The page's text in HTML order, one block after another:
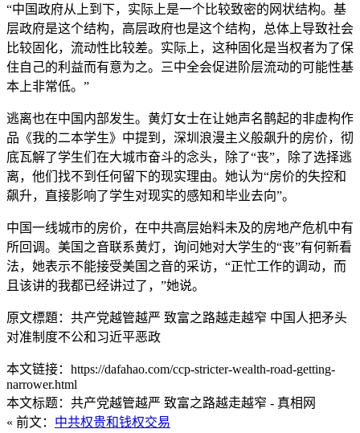
“中国政府从上到下，实际上是一个比较致密的网状结构。基
层政府是这个结构，高层政府也是这个结构，总体上导致社会
比较固化，流动性比较差。实际上，这种固化是当权者为了保
住自己的利益而有意为之。三中全会促进阶层流动的可能性基
本上非常低。”
逃离也在中国内部发生。黄灯女士在让她声名鹊起的非虚构作
品《我的二本学生》中提到，深圳浪漫主义般飙升的房价，彻
底瓦解了学生们在大城市奋斗的念头，除了“丧”，除了选择逃
离，他们找不到任何留下的现实理由。她认为“房价的失控和
飙升，直接影响了学生对现实的感知和毕业去向”。
中国一线城市的房价，在中共高层始料未及的房地产危机中有
所回调。美国之音联系黄灯，询问她对大学生的“丧”有何新看
法，她表示不能接受美国之音的采访，“正忙工作的调动，而
且该讲的我都已经讲过了，”她说。
原文標題：共产党越管越严 致富之路越走越窄 中国人把矛头
对准制度不公和习近平恶政
本文链接：https://dafahao.com/ccp-stricter-wealth-road-getting-
narrower.html
本文标题：共产党越管越严 致富之路越走越窄 - 真相网
« 前文： 中共权贵和钱权交易